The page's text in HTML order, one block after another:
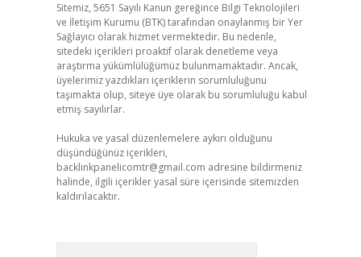
Sitemiz, 5651 Sayılı Kanun gereğince Bilgi Teknolojileri
ve İletişim Kurumu (BTK) tarafından onaylanmış bir Yer
Sağlayıcı olarak hizmet vermektedir. Bu nedenle,
sitedeki içerikleri proaktif olarak denetleme veya
araştırma yükümlülüğümüz bulunmamaktadır. Ancak,
üyelerimiz yazdıkları içeriklerin sorumluluğunu
taşımakta olup, siteye üye olarak bu sorumluluğu kabul
etmiş sayılırlar.
Hukuka ve yasal düzenlemelere aykırı olduğunu
düşündüğünüz içerikleri,
backlinkpanelicomtr@gmail.com adresine bildirmeniz
halinde, ilgili içerikler yasal süre içerisinde sitemizden
kaldırılacaktır.